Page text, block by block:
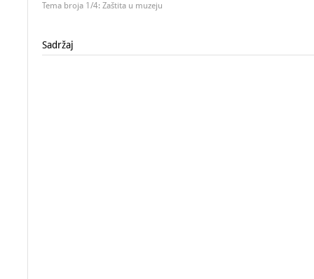
Tema broja 1/4: Zaštita u muzeju
Sadržaj